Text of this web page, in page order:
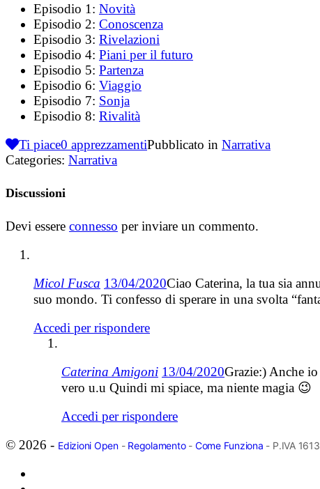
Episodio 1: Novità
Episodio 2: Conoscenza
Episodio 3: Rivelazioni
Episodio 4: Piani per il futuro
Episodio 5: Partenza
Episodio 6: Viaggio
Episodio 7: Sonja
Episodio 8: Rivalità
Ti piace0 apprezzamentiPubblicato in Narrativa
Categories: Narrativa
Discussioni
Devi essere connesso per inviare un commento.
Micol Fusca 13/04/2020Ciao Caterina, la tua sia
suo mondo. Ti confesso di sperare in una svolta
Accedi per rispondere
Caterina Amigoni 13/04/2020Grazie:) Anche
vero u.u Quindi mi spiace, ma niente magia 😉
Accedi per rispondere
© 2026 - Edizioni Open- Regolamento- Come Funziona - P.IVA